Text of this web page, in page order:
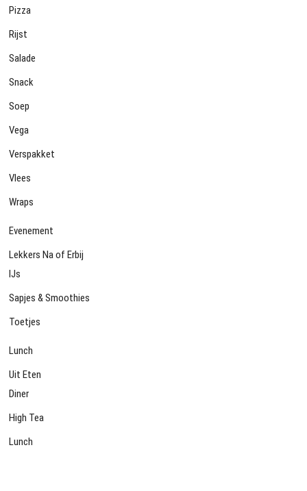
Pizza
Rijst
Salade
Snack
Soep
Vega
Verspakket
Vlees
Wraps
Evenement
Lekkers Na of Erbij
IJs
Sapjes & Smoothies
Toetjes
Lunch
Uit Eten
Diner
High Tea
Lunch